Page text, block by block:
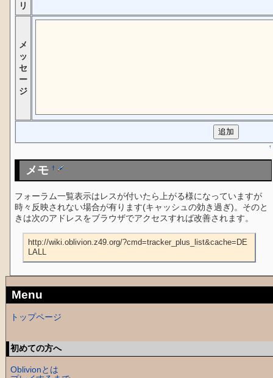
リ
メ
ッ
セ
ー
ジ
↑
メモ†
フォーラム一覧表示はレスが付いたら上がる様になっていますが
時々反映されない場合が有ります(キャッシュの効き過ぎ)。そのと
きは次のアドレスをブラウザでアクセスすれば改善されます。
http://wiki.oblivion.z49.org/?cmd=tracker_plus_list&cache=DE
LALL
Menu
トップページ
初めての方へ
Oblivionとは